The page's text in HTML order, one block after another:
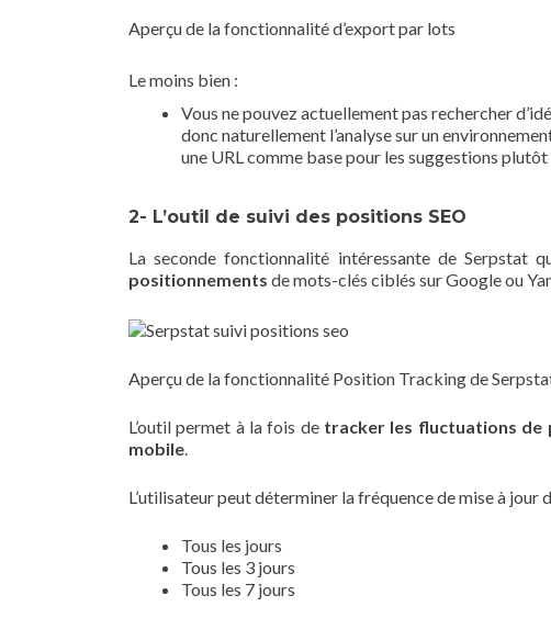
Aperçu de la fonctionnalité d’export par lots
Le moins bien :
Vous ne pouvez actuellement pas rechercher
donc naturellement l’analyse sur un
une URL comme base pour les suggestions plutôt
2- L’outil de suivi des positions SEO
La seconde fonctionnalité intéressante de Serpstat
positionnements de mots-clés ciblés sur Google ou
Aperçu de la fonctionnalité Position Tracking de
L’outil permet à la fois de tracker les fluctuations de
mobile
L’utilisateur peut déterminer la fréquence de mise à jour
Tous les jours
Tous les 3 jours
Tous les 7 jours